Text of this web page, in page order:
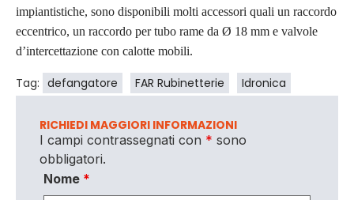
impiantistiche, sono disponibili molti accessori quali un raccordo
eccentrico, un raccordo per tubo rame da Ø 18 mm e valvole
d’intercettazione con calotte mobili.
Tag: defangatore FAR Rubinetterie Idronica
RICHIEDI MAGGIORI INFORMAZIONI
I campi contrassegnati con * sono
obbligatori.
Nome *